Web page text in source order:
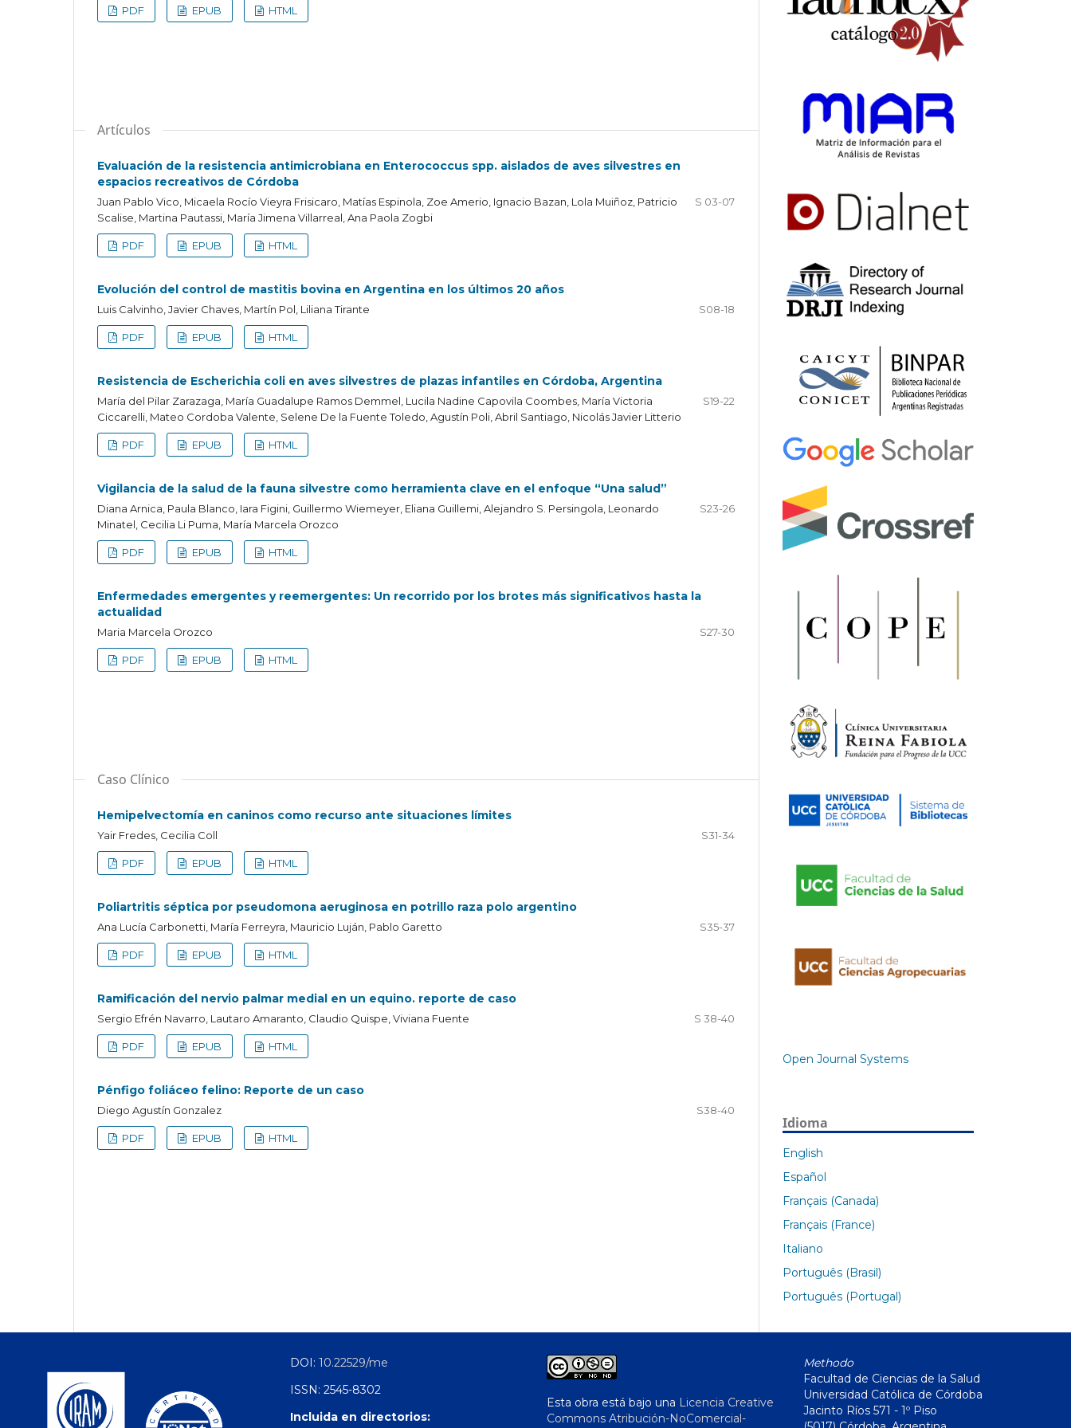
PDF EPUB HTML
Artículos
Evaluación de la resistencia antimicrobiana en Enterococcus spp. aislados de aves silvestres en
espacios recreativos de Córdoba
Juan Pablo Vico, Micaela Rocío Vieyra Frisicaro, Matías Espinola, Zoe Amerio, Ignacio Bazan, Lola Muiñoz, Patricio
Scalise, Martina Pautassi, María Jimena Villarreal, Ana Paola Zogbi
S 03-07
PDF EPUB HTML
Evolución del control de mastitis bovina en Argentina en los últimos 20 años
Luis Calvinho, Javier Chaves, Martín Pol, Liliana Tirante S08-18
PDF EPUB HTML
Resistencia de Escherichia coli en aves silvestres de plazas infantiles en Córdoba, Argentina
María del Pilar Zarazaga, María Guadalupe Ramos Demmel, Lucila Nadine Capovila Coombes, María Victoria
Ciccarelli, Mateo Cordoba Valente, Selene De la Fuente Toledo, Agustín Poli, Abril Santiago, Nicolás Javier Litterio
S19-22
PDF EPUB HTML
Vigilancia de la salud de la fauna silvestre como herramienta clave en el enfoque “Una salud”
Diana Arnica, Paula Blanco, Iara Figini, Guillermo Wiemeyer, Eliana Guillemi, Alejandro S. Persingola, Leonardo
Minatel, Cecilia Li Puma, María Marcela Orozco
S23-26
PDF EPUB HTML
Enfermedades emergentes y reemergentes: Un recorrido por los brotes más significativos hasta la
actualidad
Maria Marcela Orozco S27-30
PDF EPUB HTML
Caso Clínico
Hemipelvectomía en caninos como recurso ante situaciones límites
Yair Fredes, Cecilia Coll S31-34
PDF EPUB HTML
Poliartritis séptica por pseudomona aeruginosa en potrillo raza polo argentino
Ana Lucía Carbonetti, María Ferreyra, Mauricio Luján, Pablo Garetto S35-37
PDF EPUB HTML
Ramificación del nervio palmar medial en un equino. reporte de caso
Sergio Efrén Navarro, Lautaro Amaranto, Claudio Quispe, Viviana Fuente S 38-40
PDF EPUB HTML
Pénfigo foliáceo felino: Reporte de un caso
Diego Agustín Gonzalez S38-40
PDF EPUB HTML
Open Journal Systems
Idioma
English
Español
Français (Canada)
Français (France)
Italiano
Português (Brasil)
Português (Portugal)
DOI: 10.22529/me
ISSN: 2545-8302
Incluida en directorios:
Esta obra está bajo una Licencia Creative
Commons Atribución-NoComercial-
Methodo
Facultad de Ciencias de la Salud
Universidad Católica de Córdoba
Jacinto Ríos 571 - 1º Piso